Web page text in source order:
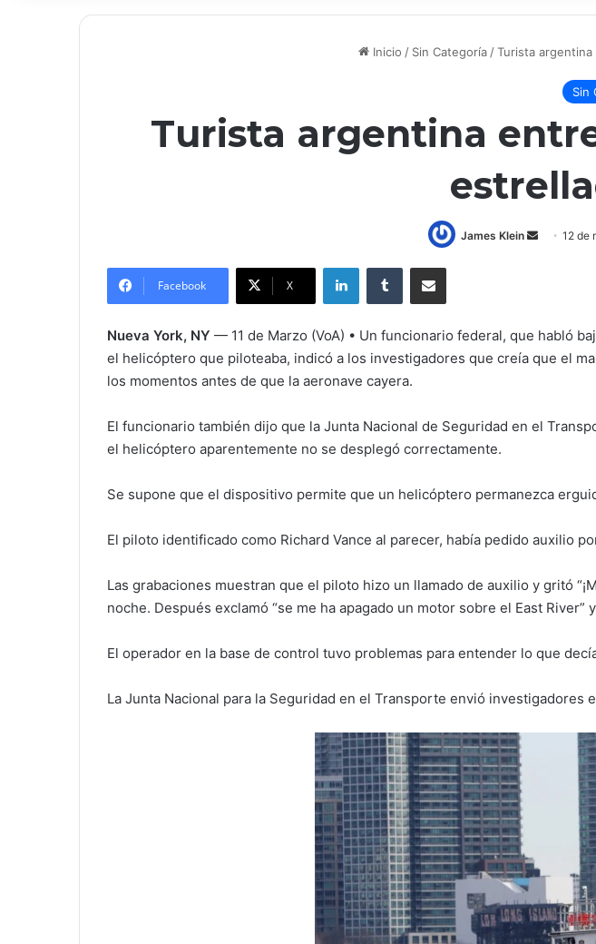
Inicio / Sin Categoría /Turista
Sin
Turista argentina
James Klein
S
n
e
i
12 de
Facebook X
Nueva York, NY — 11 de Marzo (VoA) • Un funcionario federal, que habló
el helicóptero que piloteaba, indicó a los investigadores que creía que el
los momentos antes de que la aeronave cayera.
El funcionario también dijo que la Junta Nacional de Seguridad en el
el helicóptero aparentemente no se desplegó correctamente.
Se supone que el dispositivo permite que un helicóptero permanezca
El piloto identificado como Richard Vance al parecer, había pedido auxilio
Las grabaciones muestran que el piloto hizo un llamado de auxilio y gritó
noche. Después exclamó “se me ha apagado un motor sobre el East
El operador en la base de control tuvo problemas para entender lo que
La Junta Nacional para la Seguridad en el Transporte envió investigadores